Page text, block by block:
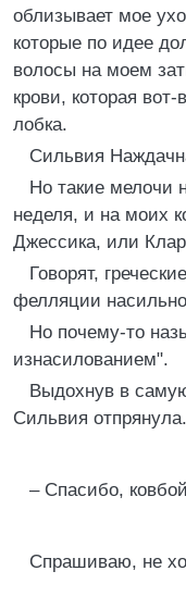
облизывает мое
которые по идее
волосы на моем
крови, которая
лобка.
Сильвия
Но такие мелочи
неделя, и на моих
Джессика, или
Говорят,
фелляции
Но почему-то
изнасилованием".
Выдохнув в
Сильвия
– Спасибо,
Спрашиваю, не